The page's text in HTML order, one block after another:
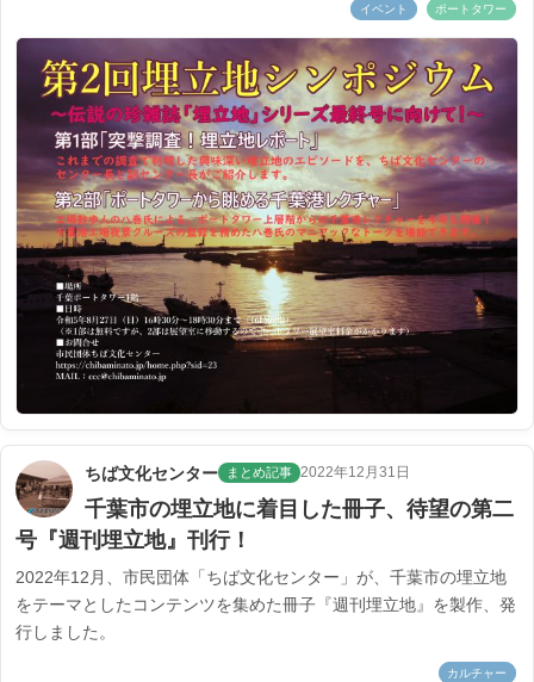
イベント ポートタワー
ちば文化センター まとめ記事 2022年12月31日
千葉市の埋立地に着目した冊子、待望の第二
号『週刊埋立地』刊行！
2022年12月、市民団体「ちば文化センター」が、千葉市の埋立地
をテーマとしたコンテンツを集めた冊子『週刊埋立地』を製作、発
行しました。
カルチャー